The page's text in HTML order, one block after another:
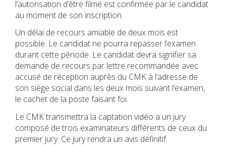
l’autorisation d’être filmé est confirmée par le candidat
au moment de son inscription.
Un délai de recours amiable de deux mois est
possible. Le candidat ne pourra repasser l’examen
durant cette période. Le candidat devra signifier sa
demande de recours par lettre recommandée avec
accusé de réception auprès du CMK à l’adresse de
son siège social dans les deux mois suivant l’examen,
le cachet de la poste faisant foi.
Le CMK transmettra la captation vidéo a un jury
composé de trois examinateurs différents de ceux du
premier jury. Ce jury rendra un avis définitif.